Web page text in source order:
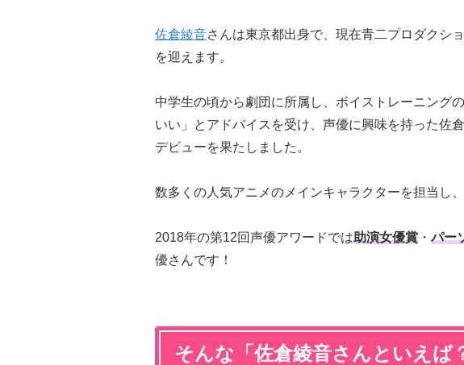
佐倉綾音さんは東京都出身で、現在青二プロダクシ
を迎えます。
中学生の頃から劇団に所属し、ボイストレーニング
いい」とアドバイスを受け、声優に興味を持った佐
デビューを果たしました。
数多くの人気アニメのメインキャラクターを担当し
2018年の第12回声優アワードでは助演女優賞 ・パー
優さんです！
そんな「佐倉綾音さんといえば